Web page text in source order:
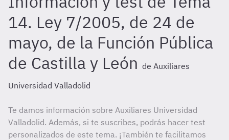
14. Ley 7/2005, de 24 de
mayo, de la Función Pública
de Castilla y León de Auxiliares
Universidad Valladolid
Te damos información sobre Auxiliares Universidad
Valladolid. Además, si te suscribes, podrás hacer test
personalizados de este tema. ¡También te facilitamos